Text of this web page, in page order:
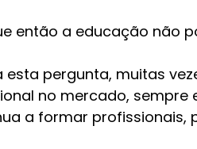
então a educação não
esta pergunta, muitas
no mercado, sempre
a formar profissionais,